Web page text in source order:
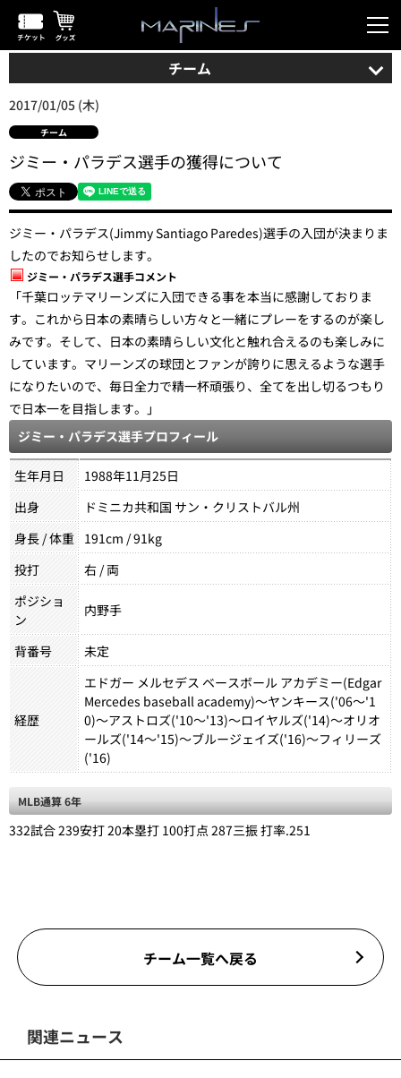
チーム
2017/01/05 (木)
チーム
ジミー・パラデス選手の獲得について
ジミー・パラデス(Jimmy Santiago Paredes)選手の入団が決まりま
したのでお知らせします。
ジミー・パラデス選手コメント
「千葉ロッテマリーンズに入団できる事を本当に感謝しておりま
す。これから日本の素晴らしい方々と一緒にプレーをするのが楽し
みです。そして、日本の素晴らしい文化と触れ合えるのも楽しみに
しています。マリーンズの球団とファンが誇りに思えるような選手
になりたいので、毎日全力で精一杯頑張り、全てを出し切るつもり
で日本一を目指します。」
ジミー・パラデス選手プロフィール
生年月日
1988年11月25日
出身
ドミニカ共和国 サン・クリストバル州
身長 / 体重 191cm / 91kg
投打
右 / 両
ポジショ
ン
内野手
背番号 未定
経歴
エドガー メルセデス ベースボール アカデミー(Edgar
Mercedes baseball academy)～ヤンキース('06～'1
0)～アストロズ('10～'13)～ロイヤルズ('14)～オリオ
ールズ('14～'15)～ブルージェイズ('16)～フィリーズ
('16)
MLB通算 6年
332試合 239安打 20本塁打 100打点 287三振 打率.251
チーム一覧へ戻る
関連ニュース